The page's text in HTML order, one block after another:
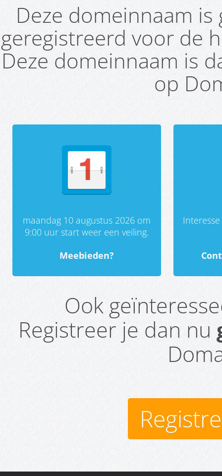
Deze domeinnaam
geregistreerd voor de
Deze domeinnaam is
op
maandag 10 augustus 2026 om
9:00 uur start weer een veiling.
Meebieden?
Ook
Registreer je dan nu